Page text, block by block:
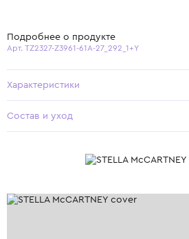
Подробнее о продукте
Арт. TZ2327-Z3961-61A-27_292_1+Y
Характеристики
Состав и уход